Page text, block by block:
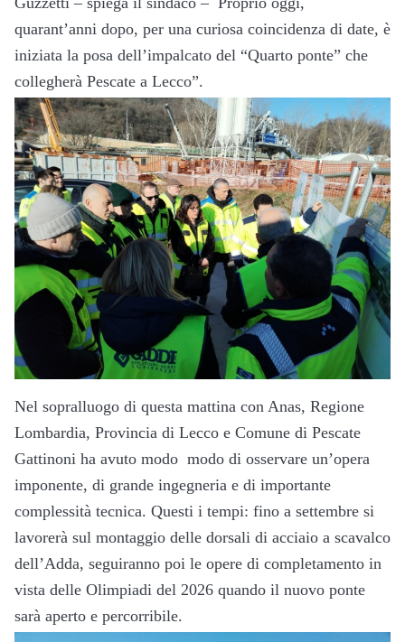
quarant’anni dopo, per una curiosa coincidenza di date, è
iniziata la posa dell’impalcato del “Quarto ponte” che
collegherà Pescate a Lecco”.
Nel sopralluogo di questa mattina con Anas, Regione
Lombardia, Provincia di Lecco e Comune di Pescate
Gattinoni ha avuto modo modo di osservare un’opera
imponente, di grande ingegneria e di importante
complessità tecnica. Questi i tempi: fino a settembre si
lavorerà sul montaggio delle dorsali di acciaio a scavalco
dell’Adda, seguiranno poi le opere di completamento in
vista delle Olimpiadi del 2026 quando il nuovo ponte
sarà aperto e percorribile.